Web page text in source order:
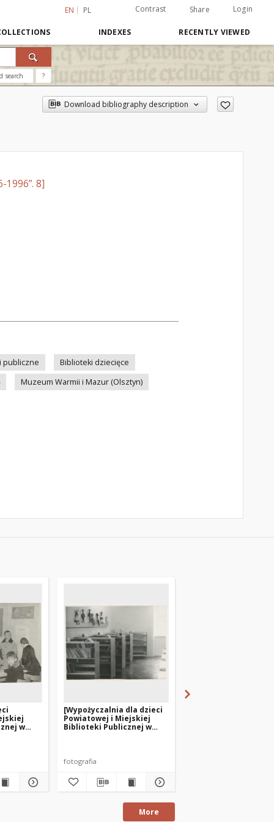
EN PL Contrast Share Login
INDEXES RECENTLY VIEWED
search ?
Download bibliography description
8]
publiczne
Biblioteki dziecięce
Muzeum Warmii i Mazur (Olsztyn)
w
[Wypożyczalnia dla dzieci
Powiatowej i Miejskiej
Biblioteki Publicznej w
fotografia
More